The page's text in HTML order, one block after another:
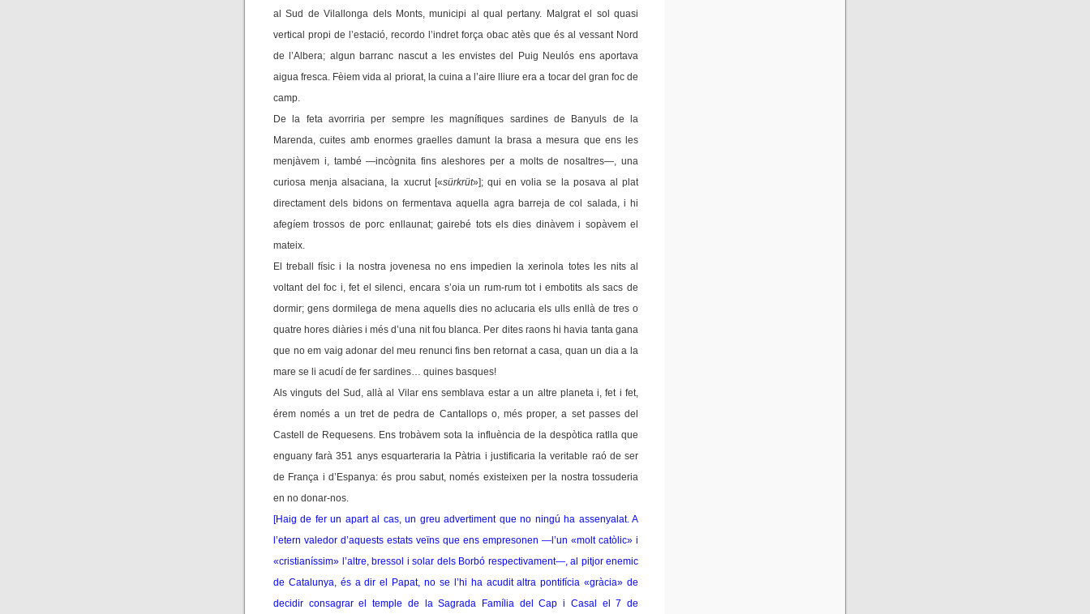
al Sud de Vilallonga dels Monts, municipi al qual pertany. Malgrat el sol quasi
vertical propi de l’estació, recordo l’indret força obac atès que és al vessant Nord
de l’Albera; algun barranc nascut a les envistes del Puig Neulós ens aportava
aigua fresca. Fèiem vida al priorat, la cuina a l’aire lliure era a tocar del gran foc de
camp.
De la feta avorriria per sempre les magnífiques sardines de Banyuls de la
Marenda, cuites amb enormes graelles damunt la brasa a mesura que ens les
menjàvem i, també —incògnita fins aleshores per a molts de nosaltres—, una
curiosa menja alsaciana, la xucrut [«sürkrüt»]; qui en volia se la posava al plat
directament dels bidons on fermentava aquella agra barreja de col salada, i hi
afegíem trossos de porc enllaunat; gairebé tots els dies dinàvem i sopàvem el
mateix.
El treball físic i la nostra jovenesa no ens impedien la xerinola totes les nits al
voltant del foc i, fet el silenci, encara s’oia un rum-rum tot i embotits als sacs de
dormir; gens dormilega de mena aquells dies no aclucaria els ulls enllà de tres o
quatre hores diàries i més d’una nit fou blanca. Per dites raons hi havia tanta gana
que no em vaig adonar del meu renunci fins ben retornat a casa, quan un dia a la
mare se li acudí de fer sardines… quines basques!
Als vinguts del Sud, allà al Vilar ens semblava estar a un altre planeta i, fet i fet,
érem només a un tret de pedra de Cantallops o, més proper, a set passes del
Castell de Requesens. Ens trobàvem sota la influència de la despòtica ratlla que
enguany farà 351 anys esquarteraria la Pàtria i justificaria la veritable raó de ser
de França i d’Espanya: és prou sabut, només existeixen per la nostra tossuderia
en no donar-nos.
[Haig de fer un apart al cas, un greu advertiment que no ningú ha assenyalat. A
l’etern valedor d’aquests estats veïns que ens empresonen —l’un «molt catòlic» i
«cristianíssim» l’altre, bressol i solar dels Borbó respectivament—, al pitjor enemic
de Catalunya, és a dir el Papat, no se l’hi ha acudit altra pontifícia «gràcia» de
decidir consagrar el temple de la Sagrada Família del Cap i Casal el 7 de